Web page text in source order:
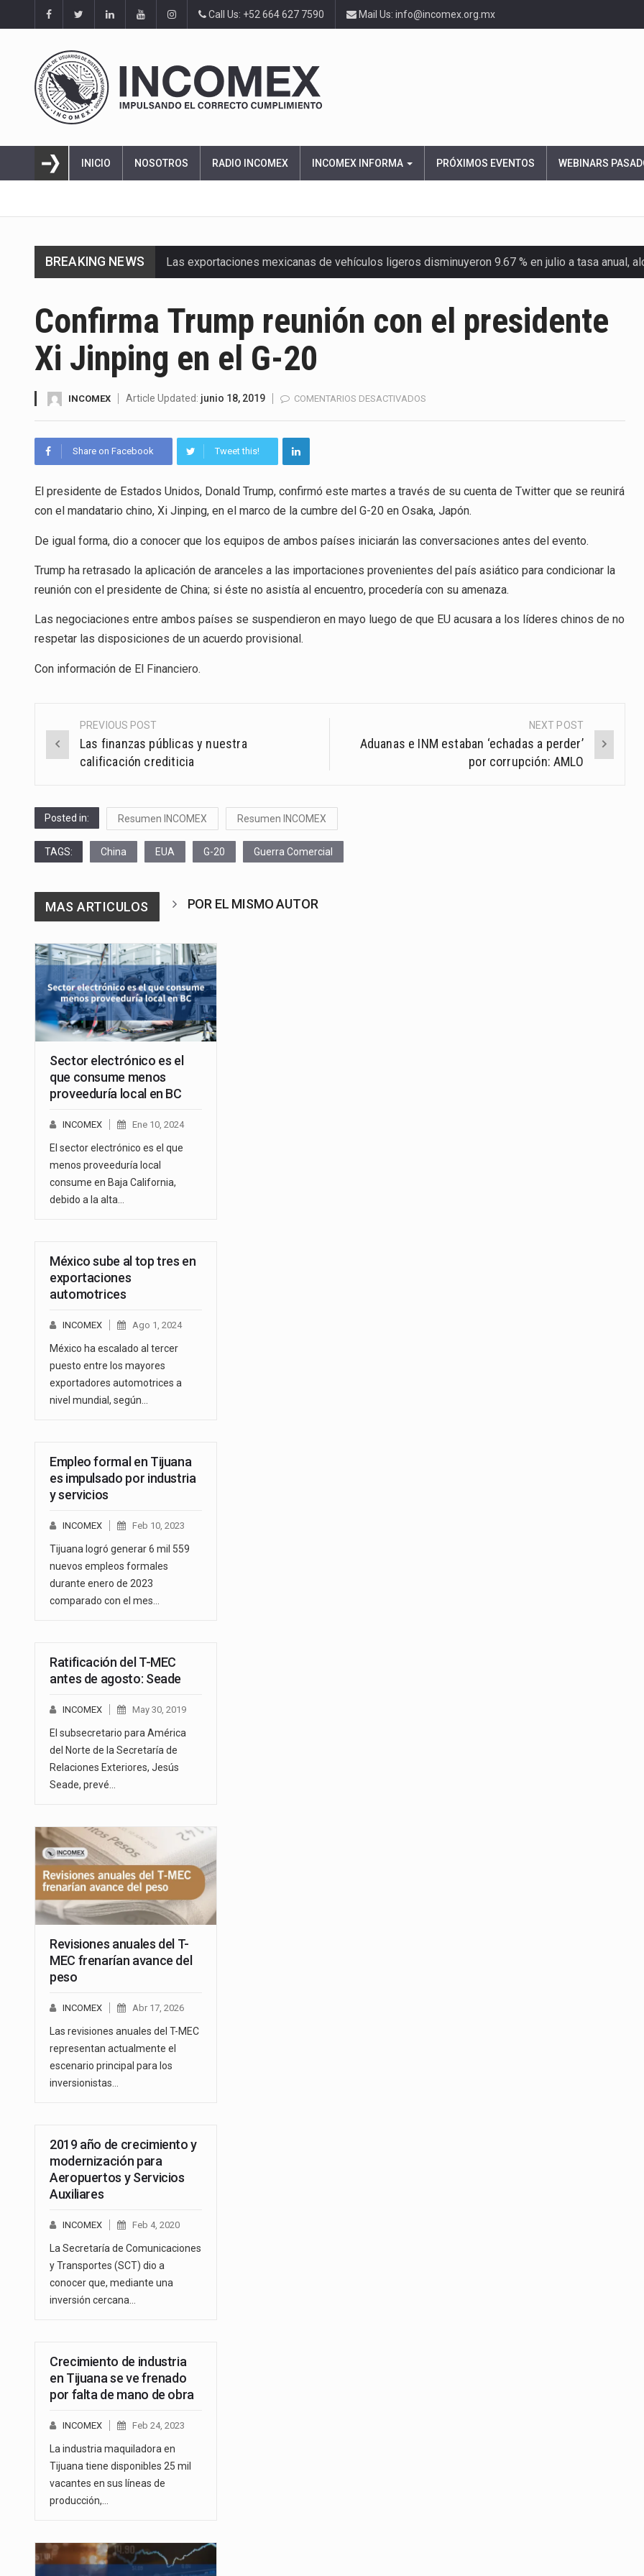
Call Us: +52 664 627 7590 Mail Us: info@incomex.org.mx
INICIO NOSOTROS RADIO INCOMEX INCOMEX INFORMA PRÓXIMOS EVENTOS WEBINARS
BREAKING NEWS Las exportaciones mexicanas de vehículos ligeros disminuyeron 9.67 % en julio a tasa anual,
La Coalition for a Prosperous America (CPA) solicitó al gobierno de Estados Unidos mantener
Solo el 17.8 % de las empresas en México se considera totalmente preparada para la…
Ante la suspensión temporal de las inspecciones sanitarias del Departamento de Agricultura
Los créditos fiscales determinados a empresas IMMEX rara vez nacen de una interpretación
La industria automotriz mexicana concentra más de la mitad de las quejas bajo el Mecanismo…
La inversión fija bruta en México registró un aumento de 1.1% interanual en mayo de…
Confirma Trump reunión con el presidente
Xi Jinping en el G-20
INCOMEX Article Updated: junio 18, 2019 COMENTARIOS DESACTIVADOS
PRESIDENTE
JINPING
Share on Facebook Tweet this!
El presidente de Estados Unidos, Donald Trump, confirmó este martes a través de su cuenta de Twitter que se reunirá
con el mandatario chino, Xi Jinping, en el marco de la cumbre del G-20 en Osaka, Japón.
De igual forma, dio a conocer que los equipos de ambos países iniciarán las conversaciones antes del evento.
Trump ha retrasado la aplicación de aranceles a las importaciones provenientes del país asiático para condicionar la
reunión con el presidente de China; si éste no asistía al encuentro, procedería con su amenaza.
Las negociaciones entre ambos países se suspendieron en mayo luego de que EU acusara a los líderes chinos de no
respetar las disposiciones de un acuerdo provisional.
Con información de El Financiero.
Post
navigation
PREVIOUS POST
Las finanzas públicas y nuestra
calificación crediticia
NEXT POST
Aduanas e INM estaban ‘echadas a perder’
por corrupción: AMLO
Posted in: Resumen INCOMEX Resumen INCOMEX
TAGS: China EUA G-20 Guerra Comercial
MAS ARTICULOS POR EL MISMO AUTOR
Sector electrónico es el
que consume menos
proveeduría local en BC
INCOMEX Ene 10, 2024
El sector electrónico es el que
menos proveeduría local
consume en Baja California,
debido a la alta…
México sube al top tres en
exportaciones
automotrices
INCOMEX Ago 1, 2024
México ha escalado al tercer
puesto entre los mayores
exportadores automotrices a
nivel mundial, según…
Empleo formal en Tijuana
es impulsado por industria
y servicios
INCOMEX Feb 10, 2023
Tijuana logró generar 6 mil 559
nuevos empleos formales
durante enero de 2023
comparado con el mes…
Ratificación del T-MEC
antes de agosto: Seade
INCOMEX May 30, 2019
El subsecretario para América
del Norte de la Secretaría de
Relaciones Exteriores, Jesús
Seade, prevé…
Revisiones anuales del T-
MEC frenarían avance del
peso
INCOMEX Abr 17, 2026
Las revisiones anuales del T-MEC
representan actualmente el
escenario principal para los
inversionistas…
2019 año de crecimiento y
modernización para
Aeropuertos y Servicios
Auxiliares
INCOMEX Feb 4, 2020
La Secretaría de Comunicaciones
y Transportes (SCT) dio a
conocer que, mediante una
inversión cercana…
Crecimiento de industria
en Tijuana se ve frenado
por falta de mano de obra
INCOMEX Feb 24, 2023
La industria maquiladora en
Tijuana tiene disponibles 25 mil
vacantes en sus líneas de
producción,…